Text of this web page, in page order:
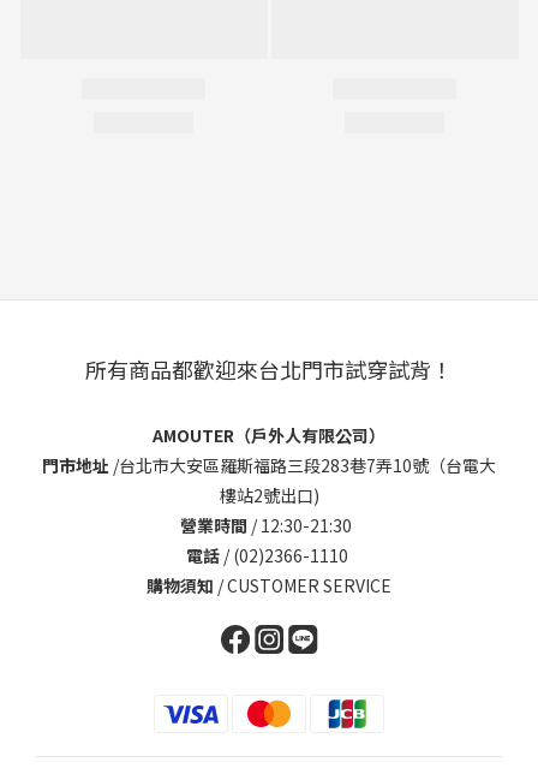
所有商品都歡迎來台北門市試穿試背！
AMOUTER（戶外人有限公司）
門市地址 /台北市大安區羅斯福路三段283巷7弄10號（台電大
樓站2號出口)
營業時間 / 12:30-21:30
電話 / (02)2366-1110
購物須知 /CUSTOMER SERVICE